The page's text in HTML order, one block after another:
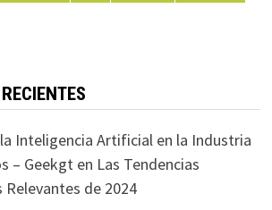
Inteligencia Artificial en la Industria
– Geekgten Las Tendencias
de 2024